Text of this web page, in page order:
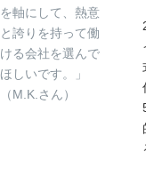
を軸にして、熱意
と誇りを持って働
ける会社を選んで
ほしいです。」
（M.K.さん）